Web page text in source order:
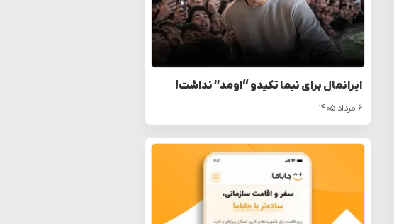
ایرانمال برای نیما تکیدو “اومد” نداشت!
۶ مرداد ۱۴۰۵